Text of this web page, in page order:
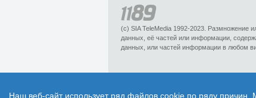
Наш веб-сайт использует ряд файлов cookie по ряду
(c) SIA TeleMedia 1992-2023. Размножение
данных, её частей или информации,
данных, или частей информации в любом
1189.lv – справочный портал,